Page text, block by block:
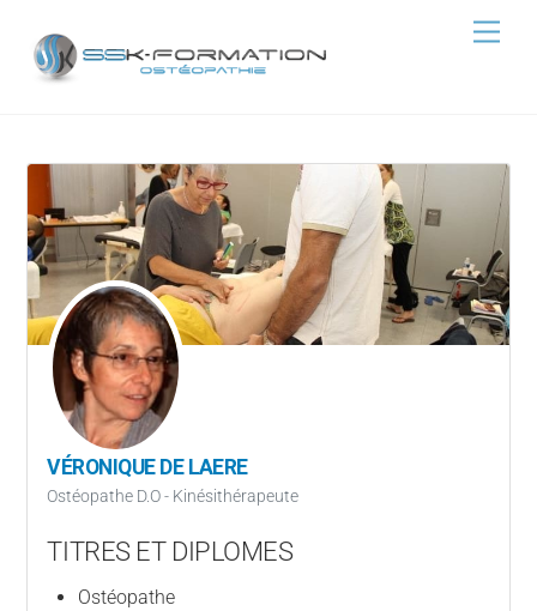
content
VÉRONIQUE DE LAERE
Ostéopathe D.O - Kinésithérapeute
TITRES ET DIPLOMES
Ostéopathe